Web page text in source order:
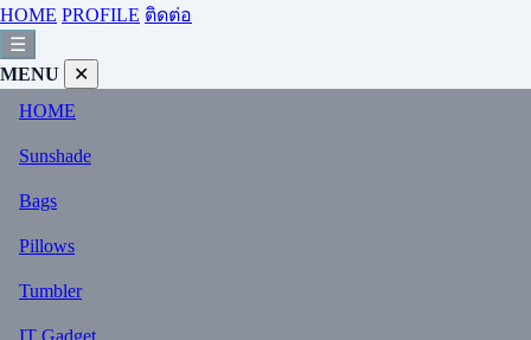
HOME PROFILE ติดต่อ
☰
MENU
✕
HOME
Sunshade
Bags
Pillows
Tumbler
IT Gadget